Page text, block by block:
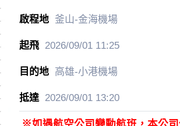
釜山-金海機場
2026/09/0111:25
高雄-小港機場
2026/09/0113:20